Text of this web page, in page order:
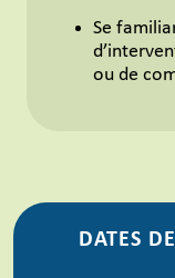
Se
ou de
DATES